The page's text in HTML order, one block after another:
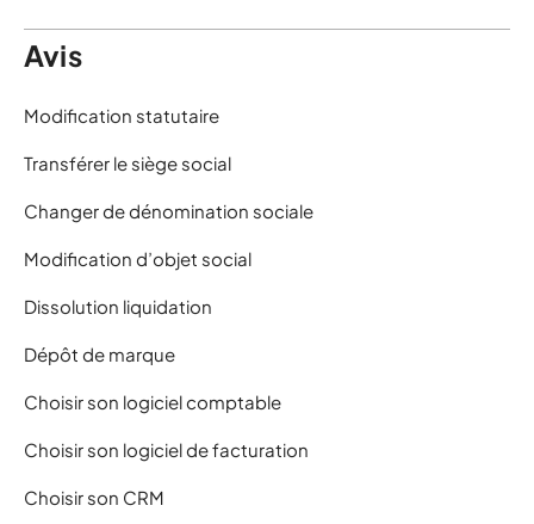
Avis
Modification statutaire
Transférer le siège social
Changer de dénomination sociale
Modification d’objet social
Dissolution liquidation
Dépôt de marque
Choisir son logiciel comptable
Choisir son logiciel de facturation
Choisir son CRM